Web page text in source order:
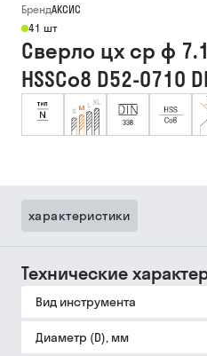
БрендАКСИС
41 шт
Сверло цх ср ф
HSSCo8 D52-0710
характеристики
Технические
Вид инструмента
Диаметр (D), мм